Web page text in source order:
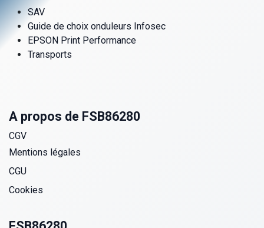
SAV
Guide de choix onduleurs Infosec
EPSON Print Performance
Transports
A propos de FSB86280
CGV
Mentions légales
CGU
Cookies